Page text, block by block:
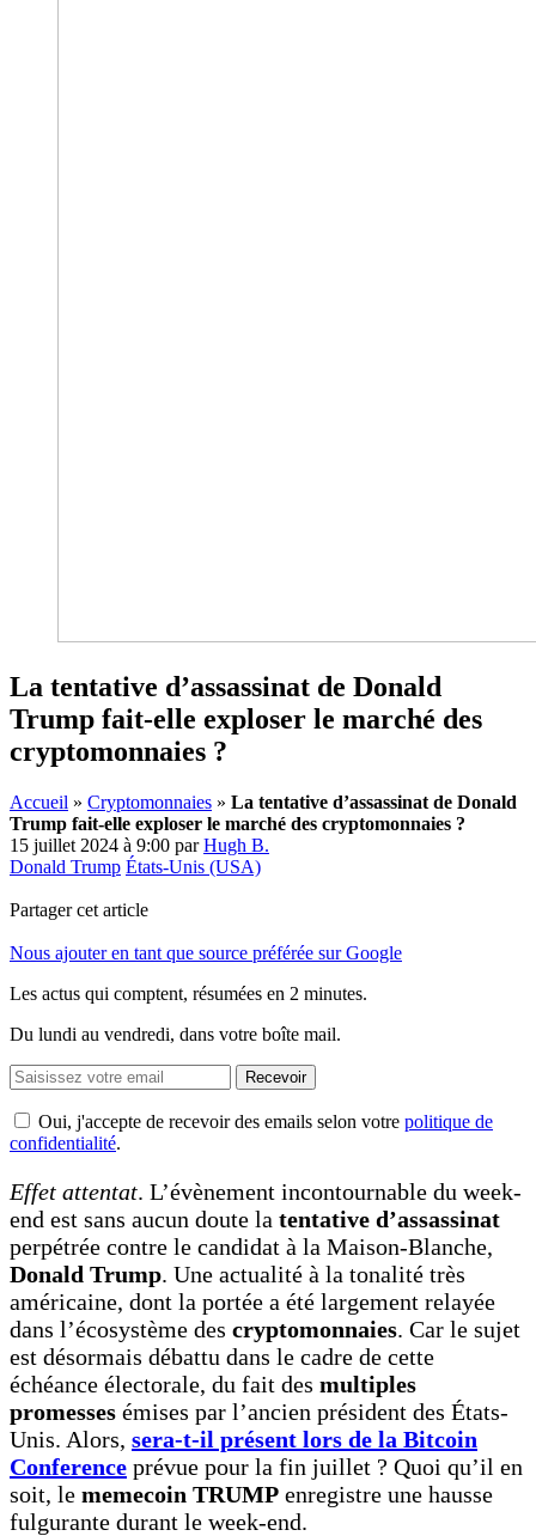
La tentative d’assassinat de Donald
Trump fait-elle exploser le marché des
cryptomonnaies ?
Accueil » Cryptomonnaies » La tentative d’assassinat de Donald
Trump fait-elle exploser le marché des cryptomonnaies ?
15 juillet 2024 à 9:00 parHugh B.
Donald Trump États-Unis (USA)
Partager cet article
Nous ajouter en tant que source préférée sur Google
Les actus qui comptent, résumées en 2 minutes.
Du lundi au vendredi, dans votre boîte mail.
Recevoir
Oui, j'accepte de recevoir des emails selon votre politique de
confidentialité.
Effet attentat. L’évènement incontournable du week-
end est sans aucun doute la tentative d’assassinat
perpétrée contre le candidat à la Maison-Blanche,
Donald Trump. Une actualité à la tonalité très
américaine, dont la portée a été largement relayée
dans l’écosystème des cryptomonnaies. Car le sujet
est désormais débattu dans le cadre de cette
échéance électorale, du fait des multiples
promesses émises par l’ancien président des États-
Unis. Alors, sera-t-il présent lors de la Bitcoin
Conference prévue pour la fin juillet ? Quoi qu’il en
soit, le memecoin TRUMP enregistre une hausse
fulgurante durant le week-end.